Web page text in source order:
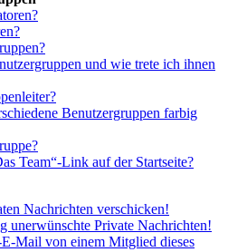
und wie trete ich ihnen
Benutzergruppen farbig
Team“-Link auf der Startseite?
Nachrichten verschicken!
unerwünschte Private Nachrichten!
Mail von einem Mitglied dieses